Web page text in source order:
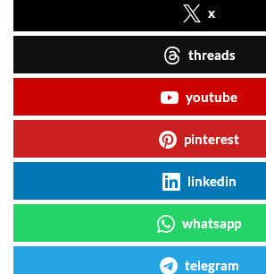
x
threads
youtube
pinterest
linkedin
whatsapp
telegram